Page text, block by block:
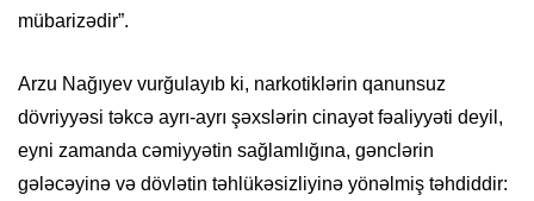
mübarizədir”.
Arzu Nağıyev vurğulayıb ki, narkotiklərin qanunsuz
dövriyyəsi təkcə ayrı-ayrı şəxslərin cinayət fəaliyyəti deyil,
eyni zamanda cəmiyyətin sağlamlığına, gənclərin
gələcəyinə və dövlətin təhlükəsizliyinə yönəlmiş təhdiddir: